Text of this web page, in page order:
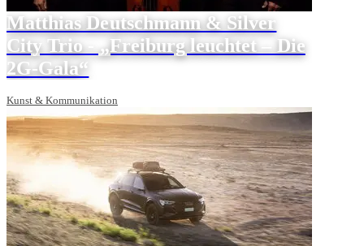
Matthias Deutschmann & Silver
City Trio - „Freiburg leuchtet – Die
2G-Gala“
Kunst & Kommunikation